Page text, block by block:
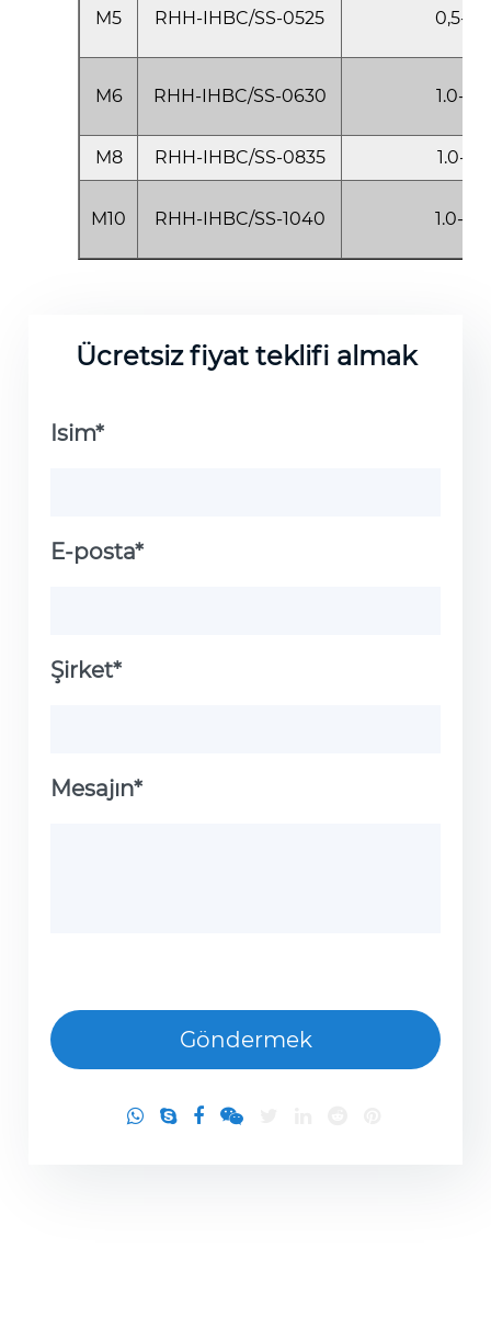
M5 RHH-IHBC/SS-0525 0,5-2,5
M6 RHH-IHBC/SS-0630 1.0-3.0
M8 RHH-IHBC/SS-0835 1.0-3.5
M10 RHH-IHBC/SS-1040 1.0-4.0
Ücretsiz fiyat teklifi almak
Isim*
E-posta*
Şirket*
Mesajın*